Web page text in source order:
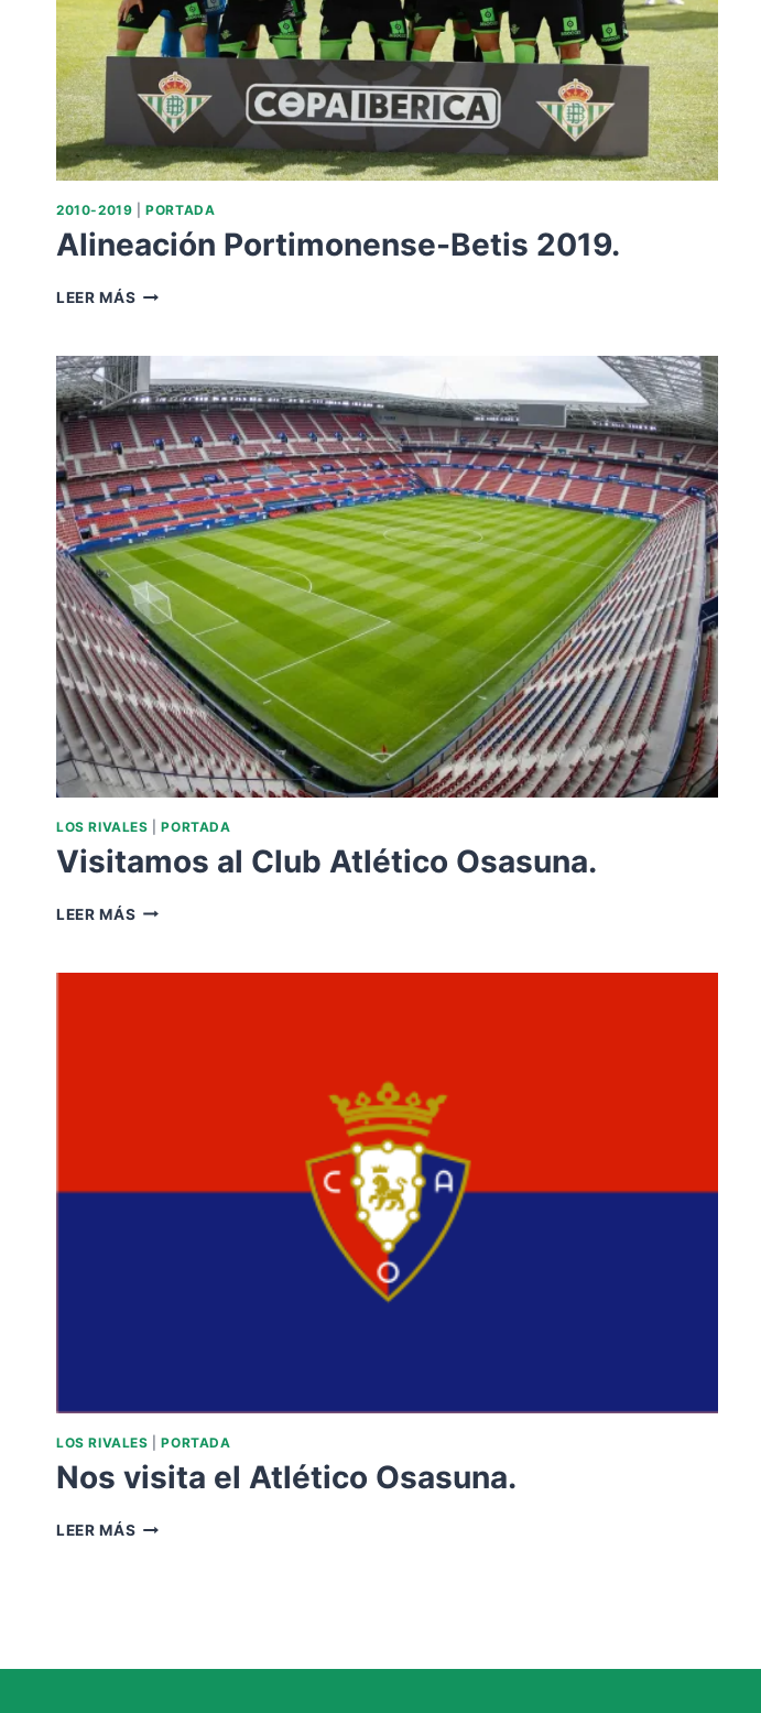
2010-2019 |PORTADA
Alineación Portimonense-Betis 2019.
LEER MÁS ALINEACIÓN
2019.
LOS RIVALES |PORTADA
Visitamos al Club Atlético Osasuna.
LEER MÁS VISITAMOS
ATLÉTICO
LOS RIVALES |PORTADA
Nos visita el Atlético Osasuna.
LEER MÁS NOS